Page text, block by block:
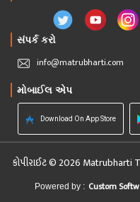
સંપર્ક કરો
info@matrubharti.com
મોબાઈલ એપ
Download On App Store
કોપીરાઈટ © 2026 Matrubharti
Powered by : Custom